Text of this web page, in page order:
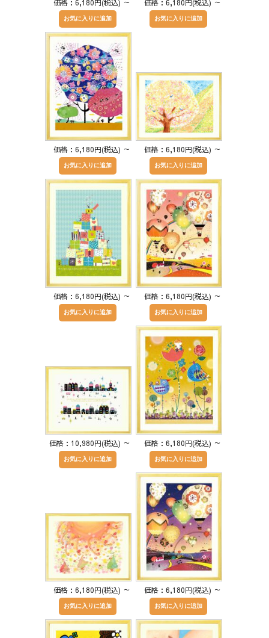
価格：6,180円(税込) ～ 価格：6,180円(税込) ～
価格：6,180円(税込) ～ 価格：6,180円(税込) ～
価格：6,180円(税込) ～ 価格：6,180円(税込) ～
価格：10,980円(税込) ～ 価格：6,180円(税込) ～
価格：6,180円(税込) ～ 価格：6,180円(税込) ～